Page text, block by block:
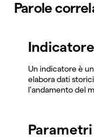
Parole
Indicatore
Un indicatore è
elabora dati
l'andamento del
Parametri